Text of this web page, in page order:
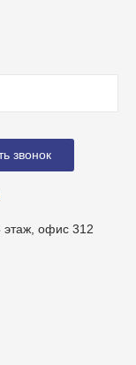
этаж, офис 312
звонок